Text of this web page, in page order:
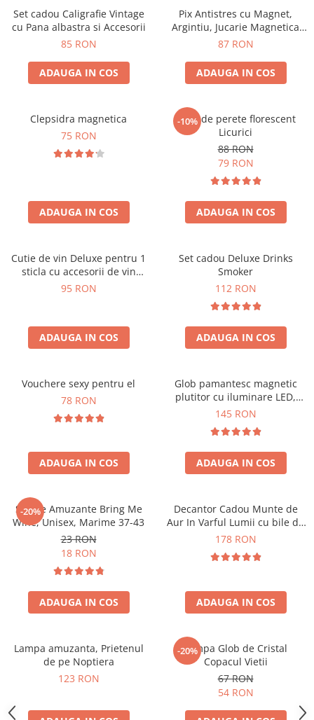
Set cadou Caligrafie Vintage
cu Pana albastra si Accesorii
85 RON
ADAUGA IN COS
Pix Antistres cu Magnet,
Argintiu, Jucarie Magnetica
pentru Birou
87 RON
ADAUGA IN COS
Clepsidra magnetica
75 RON
ADAUGA IN COS
-10%
Ceas de perete florescent
Licurici
88 RON
79 RON
ADAUGA IN COS
Cutie de vin Deluxe pentru 1
sticla cu accesorii de vin
incluse interior oranj
95 RON
ADAUGA IN COS
Set cadou Deluxe Drinks
Smoker
112 RON
ADAUGA IN COS
Vouchere sexy pentru el
78 RON
ADAUGA IN COS
Glob pamantesc magnetic
plutitor cu iluminare LED,
Forma C
145 RON
ADAUGA IN COS
-20%
Sosete Amuzante Bring Me
Wine, Unisex, Marime 37-43
23 RON
18 RON
ADAUGA IN COS
Decantor Cadou Munte de
Aur In Varful Lumii cu bile de
curatare
178 RON
ADAUGA IN COS
Lampa amuzanta, Prietenul
de pe Noptiera
123 RON
-20%
Lampa Glob de Cristal
Copacul Vietii
67 RON
54 RON